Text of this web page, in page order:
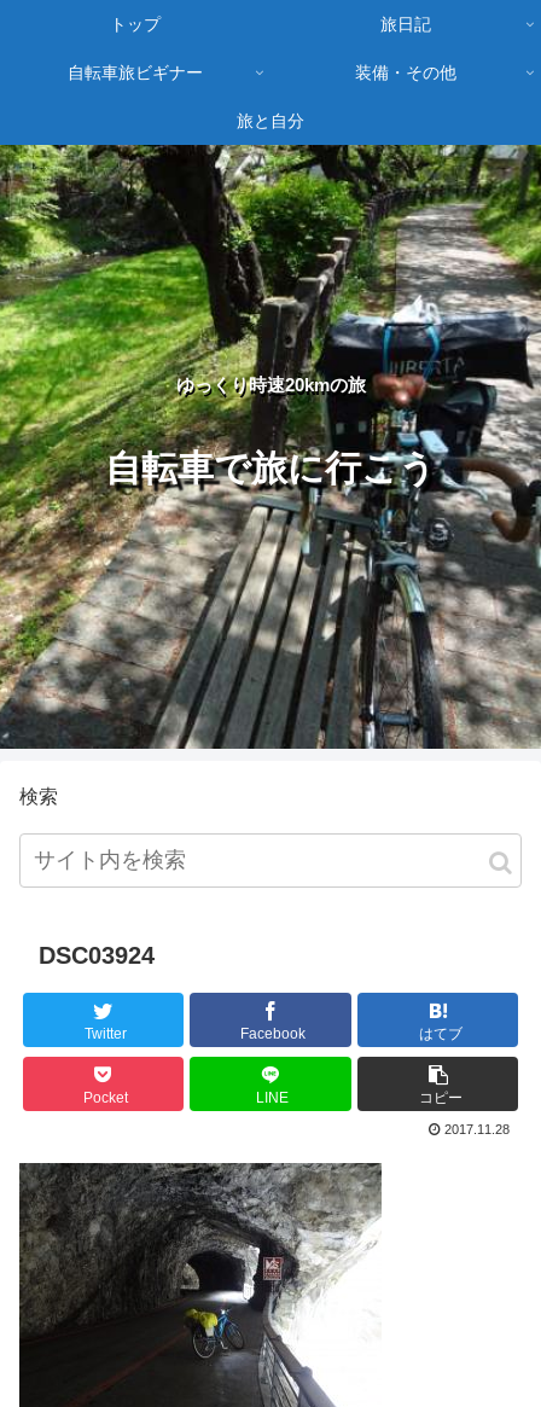
ゆっくり時速20kmの旅
自転車で旅に行こう
トップ 旅日記
自転車旅ビギナー 装備・その他
旅と自分
検索
DSC03924
Twitter Facebook はてブ
Pocket LINE コピー
2017.11.28